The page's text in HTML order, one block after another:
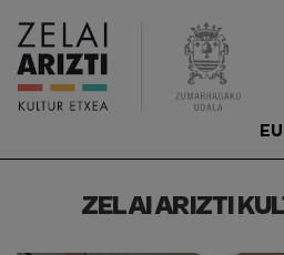
EU
ZELAI ARIZTI